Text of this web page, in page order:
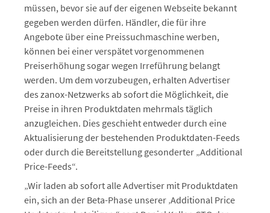
müssen, bevor sie auf der eigenen Webseite bekannt
gegeben werden dürfen. Händler, die für ihre
Angebote über eine Preissuchmaschine werben,
können bei einer verspätet vorgenommenen
Preiserhöhung sogar wegen Irreführung belangt
werden. Um dem vorzubeugen, erhalten Advertiser
des zanox-Netzwerks ab sofort die Möglichkeit, die
Preise in ihren Produktdaten mehrmals täglich
anzugleichen. Dies geschieht entweder durch eine
Aktualisierung der bestehenden Produktdaten-Feeds
oder durch die Bereitstellung gesonderter „Additional
Price-Feeds“.
„Wir laden ab sofort alle Advertiser mit Produktdaten
ein, sich an der Beta-Phase unserer ‚Additional Price